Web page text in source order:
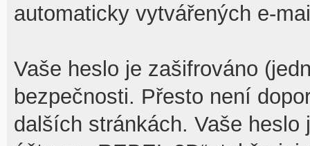
automaticky vytvářených e-
Vaše heslo je zašifrováno
bezpečnosti. Přesto není
dalších stránkách. Vaše